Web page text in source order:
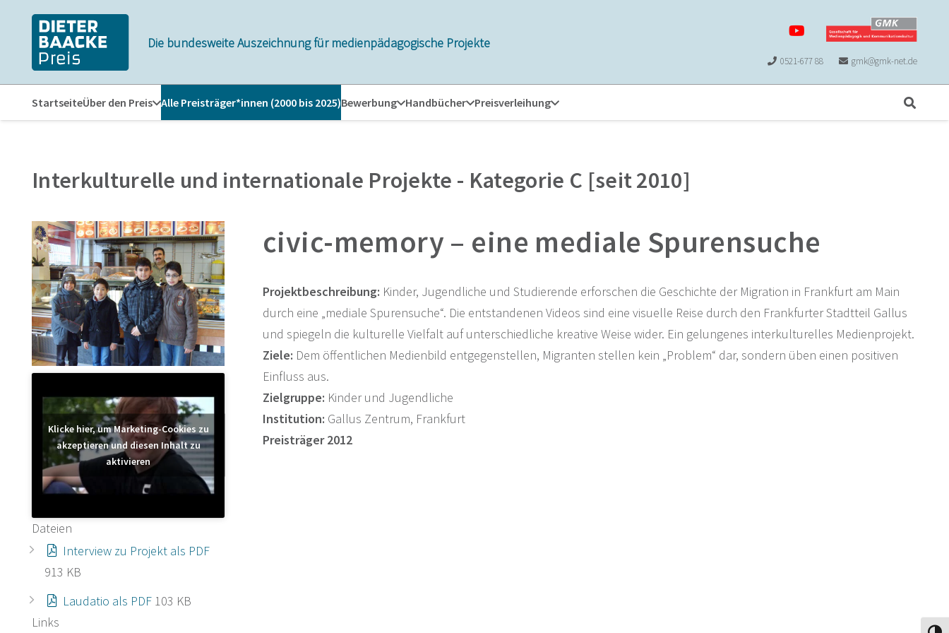
springen
Navigation
springen
Die bundesweite Auszeichnung für medienpädagogische Projekte
0521-677 88 gmk@gmk-net.de
StartseiteÜber den Preis Alle Preisträger*innen (2000 bis 2025)Bewerbung Handbücher Preisverleihung
Interkulturelle und internationale Projekte - Kategorie C [seit 2010]
Klicke hier, um Marketing-Cookies zu
akzeptieren und diesen Inhalt zu
aktivieren
Dateien
Interview zu Projekt als PDF
913 KB
Laudatio als PDF 103 KB
Links
civic-memory – eine mediale Spurensuche
Projektbeschreibung: Kinder, Jugendliche und Studierende erforschen die Geschichte der Migration in Frankfurt am Main
durch eine „mediale Spurensuche“. Die entstandenen Videos sind eine visuelle Reise durch den Frankfurter Stadtteil Gallus
und spiegeln die kulturelle Vielfalt auf unterschiedliche kreative Weise wider. Ein gelungenes interkulturelles Medienprojekt.
Ziele: Dem öffentlichen Medienbild entgegenstellen, Migranten stellen kein „Problem“ dar, sondern üben einen positiven
Einfluss aus.
Zielgruppe: Kinder und Jugendliche
Institution: Gallus Zentrum, Frankfurt
Preisträger 2012